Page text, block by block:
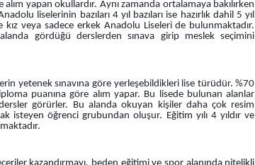
yapan okullardır. Aynı zamanda ortalamaya bakılırken
liselerinin bazıları 4 yıl bazıları ise hazırlık dahil 5 yıl
veya sadece erkek Anadolu Liseleri de bulunmaktadır.
gördüğü derslerden sınava girip meslek seçimini
yetenek sınavına göre yerleşebildikleri lise türüdür. %70
puanına göre alım yapar. Bu lisede bulunan alanlar
görürler. Bu alanda okuyan kişiler daha çok resim
isteyen öğrenci grubundan oluşur. Eğitim yılı 4 yıldır ve